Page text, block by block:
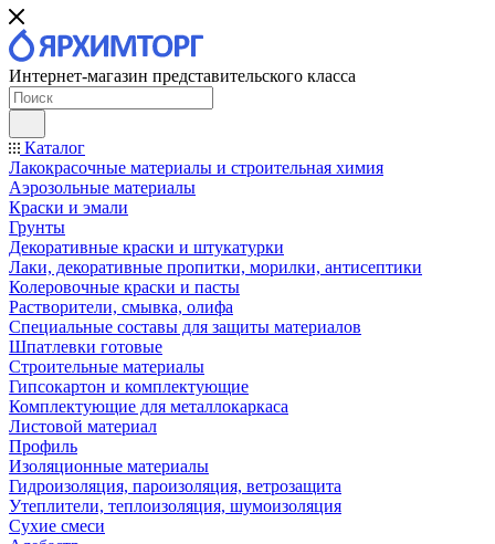
Интернет-магазин представительского класса
Каталог
Лакокрасочные материалы и строительная химия
Аэрозольные материалы
Краски и эмали
Грунты
Декоративные краски и штукатурки
Лаки, декоративные пропитки, морилки, антисептики
Колеровочные краски и пасты
Растворители, смывка, олифа
Специальные составы для защиты материалов
Шпатлевки готовые
Строительные материалы
Гипсокартон и комплектующие
Комплектующие для металлокаркаса
Листовой материал
Профиль
Изоляционные материалы
Гидроизоляция, пароизоляция, ветрозащита
Утеплители, теплоизоляция, шумоизоляция
Сухие смеси